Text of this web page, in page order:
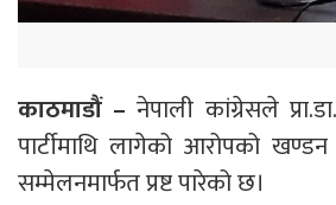
काठमाडौं – नेपाली कांग्रेसले
पार्टीमाथि लागेको आरोपको
सम्मेलनमार्फत प्रष्ट पारेको छ।